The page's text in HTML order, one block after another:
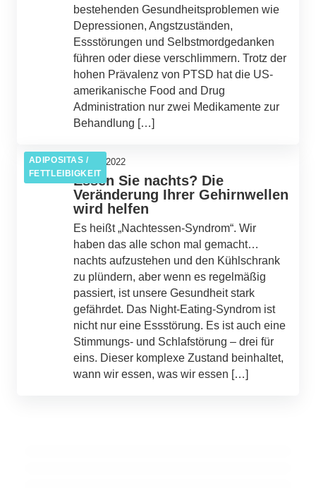
bestehenden Gesundheitsproblemen wie
Depressionen, Angstzuständen,
Essstörungen und Selbstmordgedanken
führen oder diese verschlimmern. Trotz der
hohen Prävalenz von PTSD hat die US-
amerikanische Food and Drug
Administration nur zwei Medikamente zur
Behandlung […]
ADIPOSITAS /
FETTLEIBIGKEIT
26. Juli 2022
Essen Sie nachts? Die
Veränderung Ihrer Gehirnwellen
wird helfen
Es heißt „Nachtessen-Syndrom“. Wir
haben das alle schon mal gemacht…
nachts aufzustehen und den Kühlschrank
zu plündern, aber wenn es regelmäßig
passiert, ist unsere Gesundheit stark
gefährdet. Das Night-Eating-Syndrom ist
nicht nur eine Essstörung. Es ist auch eine
Stimmungs- und Schlafstörung – drei für
eins. Dieser komplexe Zustand beinhaltet,
wann wir essen, was wir essen […]
14. Juli 2022
Das Geheimnis, um dünn zu bleiben, liegt
darin, weniger zu essen und nicht mehr
01. Juli 2022
Life Coach, 45, stellte fest, dass er VIER
Tumore aufgrund von fortgeschrittenem
Eierstockkrebs hatte, nur 10 Tage nachdem